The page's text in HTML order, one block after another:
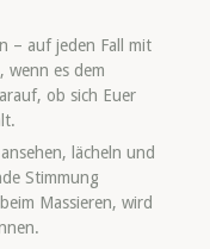
– auf jeden Fall mit
wenn es dem
ob sich Euer
lächeln und
Stimmung
Massieren, wird